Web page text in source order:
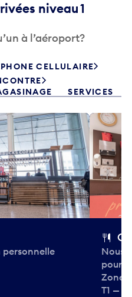
niveau 1
à l’aéroport?
CELLULAIRE
SERVICES
personnelle
Nous
pour
Zone.
T1 —